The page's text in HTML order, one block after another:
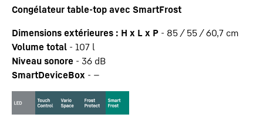
Congélateur table-top avec SmartFrost
Dimensions extérieures : H x L x P - 85 / 55 / 60,7 cm
Volume total - 107 l
Niveau sonore - 36 dB
SmartDeviceBox - —